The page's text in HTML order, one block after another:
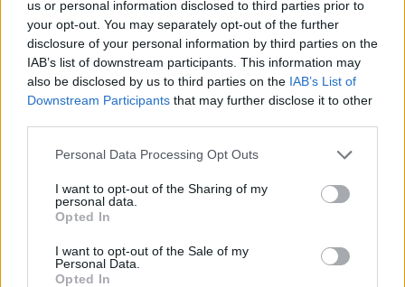
us or personal information disclosed to third parties prior to
your opt-out. You may separately opt-out of the further
disclosure of your personal information by third parties on the
IAB’s list of downstream participants. This information may
also be disclosed by us to third parties on the IAB’s List of
Downstream Participants that may further disclose it to other
Personal Data Processing Opt Outs
I want to opt-out of the Sharing of my
personal data.
Opted In
I want to opt-out of the Sale of my
Personal Data.
Opted In
Edellinen artikkeli
Valtteri Filppula lähetti terveiset
uransa päättävälle Tuukka
Raskille: ”Ikävä pelata sua
vastaan”
Torstai ei Pekingissä miesten
– Pohjois-Amerikan joukkueilta
väkevät avausottelut